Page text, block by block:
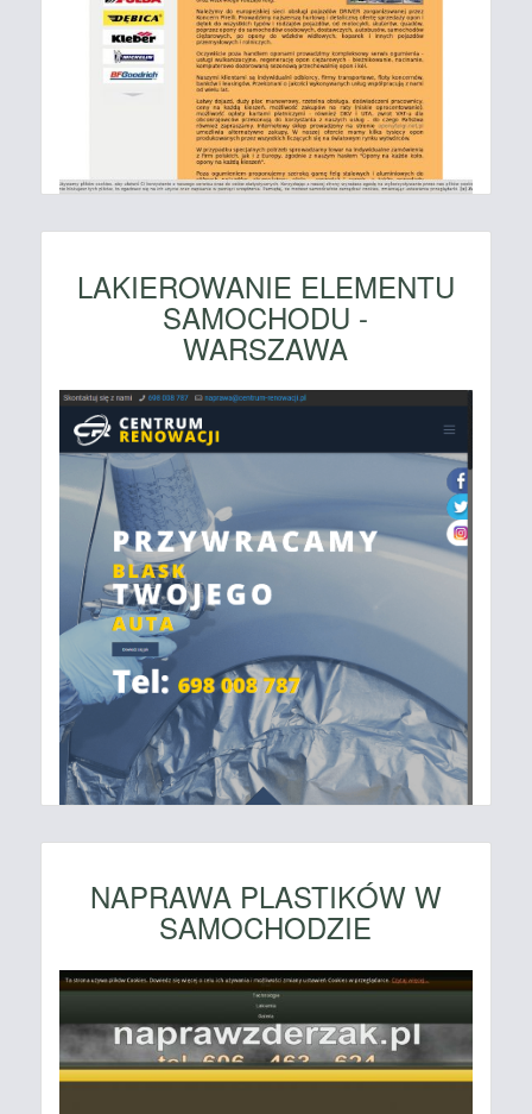
LAKIEROWANIE ELEMENTU
SAMOCHODU -
WARSZAWA
NAPRAWA PLASTIKÓW W
SAMOCHODZIE